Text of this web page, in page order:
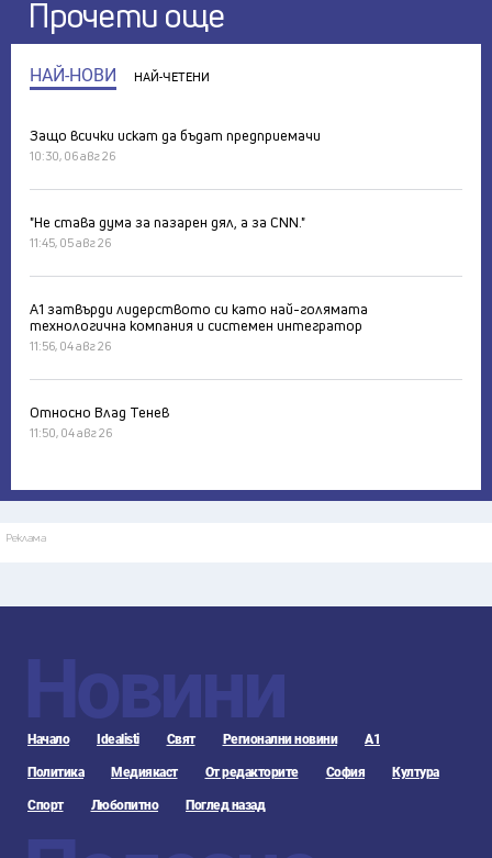
Прочети още
НАЙ-НОВИ НАЙ-ЧЕТЕНИ
Защо всички искат да бъдат предприемачи
10:30, 06 авг 26
"Не става дума за пазарен дял, а за CNN."
11:45, 05 авг 26
А1 затвърди лидерството си като най-голямата
технологична компания и системен интегратор
11:56, 04 авг 26
Относно Влад Тенев
11:50, 04 авг 26
Реклама
Новини
Начало Idealisti Свят Регионални новини А1
Политика Медиякаст От редакторите София Култура
Спорт Любопитно Поглед назад